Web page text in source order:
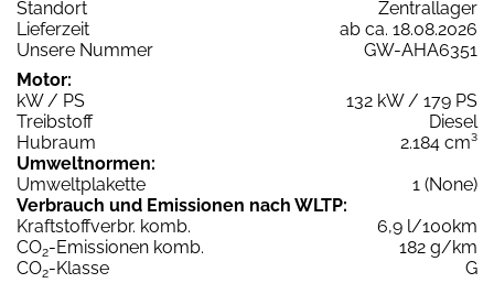
Standort
Zentrallager
Lieferzeit
ab ca. 18.08.2026
Unsere Nummer
GW-AHA6351
Motor:
kW / PS
132 kW / 179 PS
Treibstoff
Diesel
Hubraum
2.184 cm³
Umweltnormen:
Umweltplakette
1 (None)
Verbrauch und Emissionen nach WLTP:
Kraftstoffverbr. komb.
6,9 l/100km
CO2-Emissionen komb.
182 g/km
CO2-Klasse
G